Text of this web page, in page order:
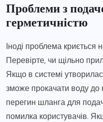
Проблеми з
герметичністю
Іноді проблема криється
Перевірте, чи щільно
Якщо в системі
зможе прокачати воду до
перегин шланга для
помилка користувачів.